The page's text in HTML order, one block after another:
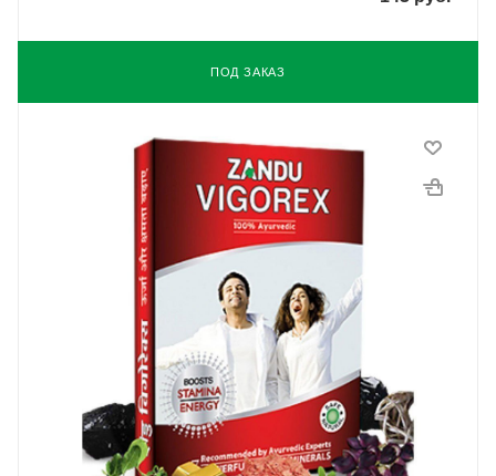
ПОД ЗАКАЗ